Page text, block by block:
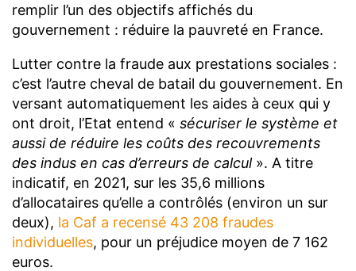
remplir l’un des objectifs affichés du
gouvernement : réduire la pauvreté en France.
Lutter contre la fraude aux prestations sociales :
c’est l’autre cheval de batail du gouvernement. En
versant automatiquement les aides à ceux qui y
ont droit, l’Etat entend « sécuriser le système et
aussi de réduire les coûts des recouvrements
des indus en cas d’erreurs de calcul». A titre
indicatif, en 2021, sur les 35,6 millions
d’allocataires qu’elle a contrôlés (environ un sur
deux), la Caf a recensé 43 208 fraudes
individuelles, pour un préjudice moyen de 7 162
euros.